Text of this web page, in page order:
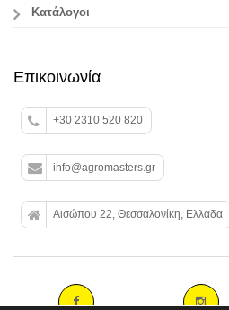
Κατάλογοι
Επικοινωνία
+30 2310 520 820
info@agromasters.gr
Αισώπου 22, Θεσσαλονίκη, Ελλαδα